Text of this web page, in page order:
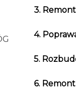
3.
4.
5.
6.